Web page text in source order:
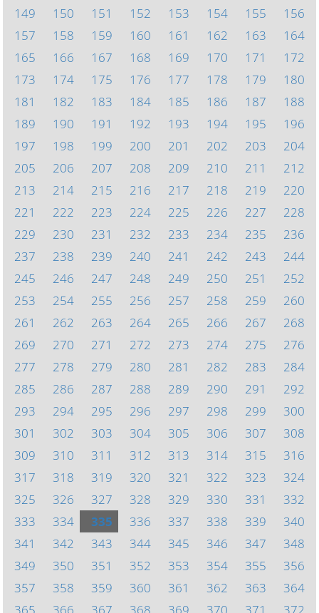
149
150 151 152 153 154 155
156
157
158 159 160 161 162 163
164
165
166 167 168 169 170 171
172
173
174 175 176 177 178 179
180
181
182 183 184 185 186 187
188
189
190 191 192 193 194 195
196
197
198 199 200 201 202 203
204
205
206 207 208 209 210 211
212
213
214 215 216 217 218 219
220
221
222 223 224 225 226 227
228
229
230 231 232 233 234 235
236
237
238 239 240 241 242 243
244
245
246 247 248 249 250 251
252
253
254 255 256 257 258 259
260
261
262 263 264 265 266 267
268
269
270 271 272 273 274 275
276
277
278 279 280 281 282 283
284
285
286 287 288 289 290 291
292
293
294 295 296 297 298 299
300
301
302 303 304 305 306 307
308
309
310 311 312 313 314 315
316
317
318 319 320 321 322 323
324
325
326 327 328 329 330 331
332
333
334 335 336 337 338 339
340
341
342 343 344 345 346 347
348
349
350 351 352 353 354 355
356
357
358 359 360 361 362 363
364